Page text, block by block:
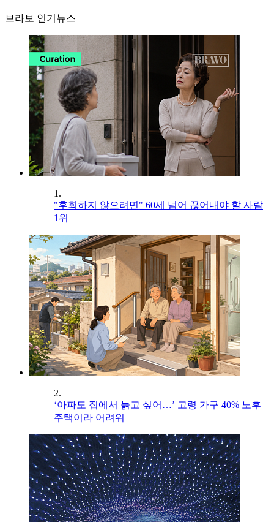
브라보 인기뉴스
1.
"후회하지 않으려면" 60세 넘어 끊어내야 할 사람
1위
2.
‘아파도 집에서 늙고 싶어…’ 고령 가구 40% 노후
주택이라 어려워